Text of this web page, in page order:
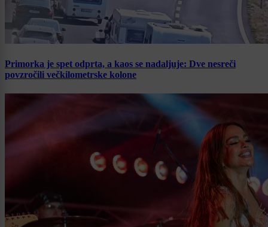
Primorka je spet odprta, a kaos se nadaljuje: Dve nesreči
povzročili večkilometrske kolone